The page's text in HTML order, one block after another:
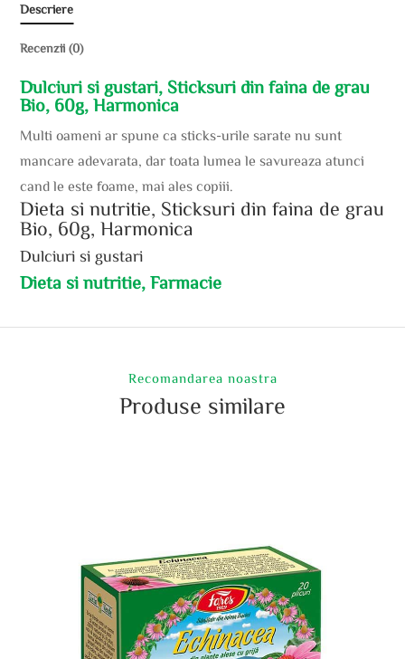
Descriere
Recenzii (0)
Dulciuri si gustari, Sticksuri din faina de grau
Bio, 60g, Harmonica
Multi oameni ar spune ca sticks-urile sarate nu sunt
mancare adevarata, dar toata lumea le savureaza atunci
cand le este foame, mai ales copiii.
Dieta si nutritie, Sticksuri din faina de grau
Bio, 60g, Harmonica
Dulciuri si gustari
Dieta si nutritie, Farmacie
Recomandarea noastra
Produse similare